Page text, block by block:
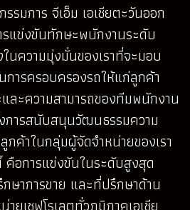
รมการ จีเอ็ม เอเชียตะวันออก
รแข่งขันทักษะพนักงานระดับ
ความมุ่งมั่นของเราที่จะมอบ
ารครอบครองรถให้แก่ลูกค้า
ละความสามารถของทีมพนักงาน
การสนับสนุนวัฒนธรรมความ
กค้าในกลุ่มผู้จัดจำหน่ายของเรา
อการแข่งขันในระดับสูงสุด
ษาการขาย และที่ปรึกษาด้าน